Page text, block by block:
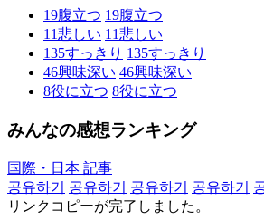
19腹立つ 19腹立つ
11悲しい 11悲しい
135すっきり 135すっきり
46興味深い 46興味深い
8役に立つ 8役に立つ
みんなの感想ランキング
国際・日本 記事
공유하기
공유하기 공유하기 공유하기
リンクコピーが完了しました。